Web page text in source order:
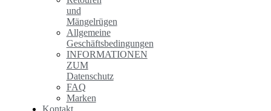
und
Mängelrügen
Allgemeine
Geschäftsbedingungen
INFORMATIONEN
ZUM
Datenschutz
FAQ
Marken